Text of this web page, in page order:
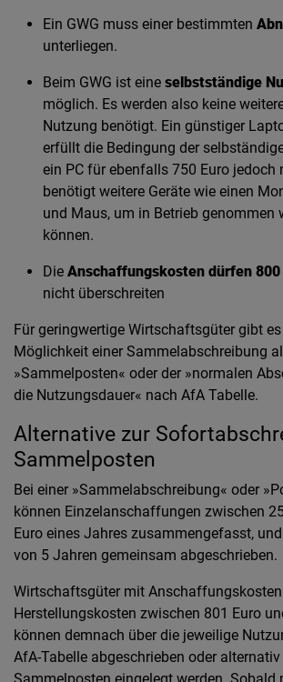
Ein GWG muss einer bestimmten
unterliegen.
Beim GWG ist eine selbstständige
möglich. Es werden also keine
Nutzung benötigt. Ein günstiger
erfüllt die Bedingung der
ein PC für ebenfalls 750 Euro jedoch
benötigt weitere Geräte wie einen
und Maus, um in Betrieb genommen
können.
Die Anschaffungskosten dürfen 800
nicht überschreiten
Für geringwertige Wirtschaftsgüter gibt
Möglichkeit einer Sammelabschreibung
»Sammelposten« oder der »normalen
die Nutzungsdauer« nach AfA Tabelle.
Alternative zur
Sammelposten
Bei einer »Sammelabschreibung« oder
können Einzelanschaffungen zwischen
Euro eines Jahres zusammengefasst,
von 5 Jahren gemeinsam abgeschrieben.
Wirtschaftsgüter mit
Herstellungskosten zwischen 801 Euro
können demnach über die jeweilige
AfA-Tabelle abgeschrieben oder